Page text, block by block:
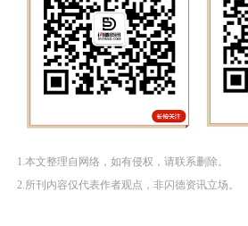
1.本文整理自网络，如有侵权，请联系删除。
2.所刊内容仅代表作者观点，非闪德资讯立场。